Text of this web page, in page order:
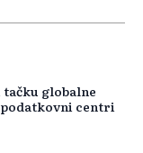
globalne
centri